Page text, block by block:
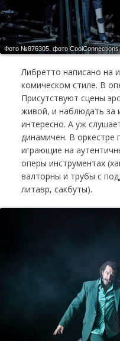
Фото №876305. фото CoolСonnections
Либретто написано на
комическом стиле. В
Присутствуют сцены
живой, и наблюдать за
интересно. А уж
динамичен. В оркестре
играющие на
оперы инструментах
валторны и трубы с
литавр, сакбуты).